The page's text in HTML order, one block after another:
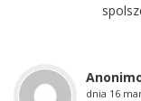
dnia 16